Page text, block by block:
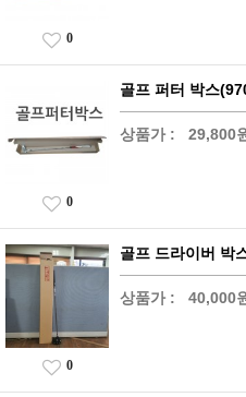
0
골프 퍼터 박스
상품가 : 29,800
0
골프 드라이버 박
상품가 : 40,000
0